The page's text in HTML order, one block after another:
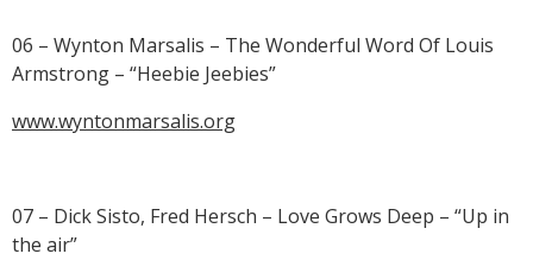
06 – Wynton Marsalis – The Wonderful Word Of Louis
Armstrong – “Heebie Jeebies”
www.wyntonmarsalis.org
07 – Dick Sisto, Fred Hersch – Love Grows Deep – “Up in
the air”